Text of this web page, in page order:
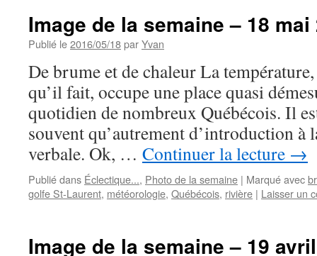
Image de la semaine – 18 mai
Publié le2016/05/18parYvan
De brume et de chaleur La
qu’il fait, occupe une place quasi
quotidien de nombreux Québécois. Il
souvent qu’autrement d’introduction à
verbale. Ok, … Continuer la lecture →
Publié dans Éclectique..., Photo de la semaine | Marqué avec
golfe St-Laurent, météorologie, Québécois, rivière | Laisser un
Image de la semaine – 19